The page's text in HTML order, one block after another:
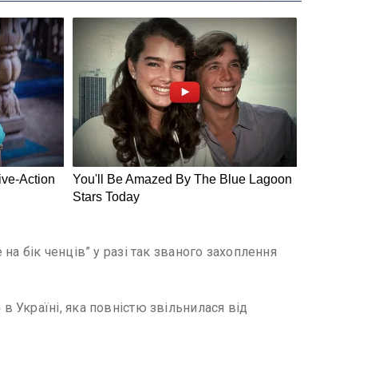
бік ченців” у разі так званого захоплення
яка повністю звільнилася від